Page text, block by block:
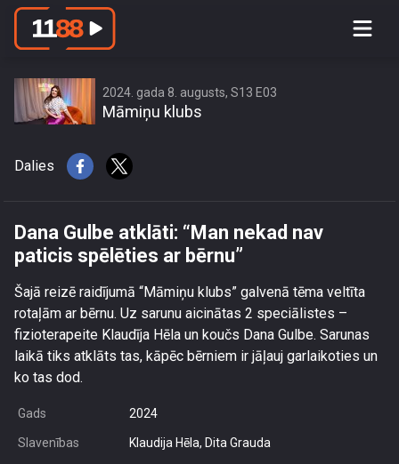
Dana Gulbe atklāti: “Man nekad nav
2024. gada 8. augusts, S13 E03
Māmiņu klubs
Dalies
Dana Gulbe atklāti: “Man nekad nav
paticis spēlēties ar bērnu”
Šajā reizē raidījumā “Māmiņu klubs” galvenā tēma veltīta
rotaļām ar bērnu. Uz sarunu aicinātas 2 speciālistes –
fizioterapeite Klaudīja Hēla un koučs Dana Gulbe. Sarunas
laikā tiks atklāts tas, kāpēc bērniem ir jāļauj garlaikoties un
ko tas dod.
Gads 2024
Slavenības Klaudija Hēla, Dita Grauda